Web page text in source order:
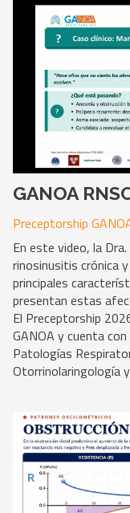
GANOA
Preceptorship
En este video, la
rinosinusitis crónica
principales
presentan estas
El Preceptorship
GANOA y cuenta
Patologías
Otorrinolaringología